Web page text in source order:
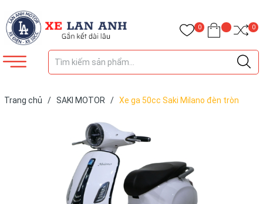
0 0
Trang chủ / SAKI MOTOR / Xe ga 50cc Saki Milano đèn tròn